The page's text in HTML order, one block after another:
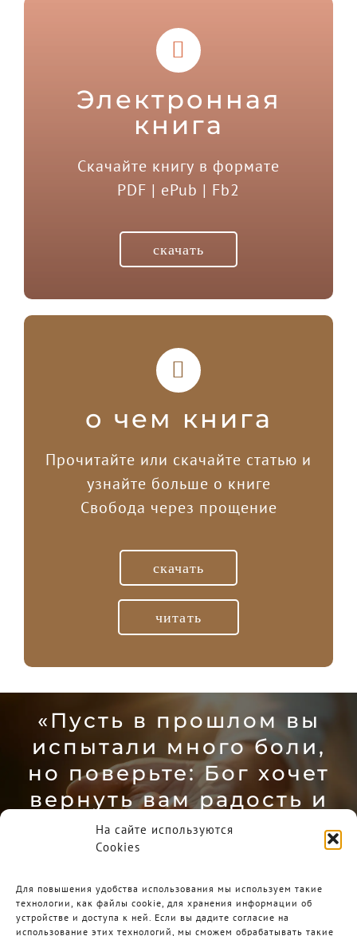
На сайте используются
Cookies
Для повышения удобства использования мы используем такие
технологии, как файлы cookie, для хранения информации об
устройстве и доступа к ней. Если вы дадите согласие на
использование этих технологий, мы сможем обрабатывать такие
Электронная
книга
Скачайте книгу в формате
PDF | ePub | Fb2
скачать
о чем книга
Прочитайте или скачайте статью и
узнайте больше о книге
Свобода через прощение
скачать
читать
«Пусть в прошлом вы
испытали много боли,
но поверьте: Бог хочет
вернуть вам радость и
надежду».